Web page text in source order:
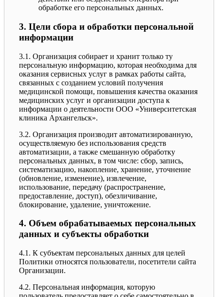
обработке его персональных данных.
3. Цели сбора и обработки персональной
информации
3.1. Организация собирает и хранит только ту
персональную информацию, которая необходима для
оказания сервисных услуг в рамках работы сайта,
связанных с созданием условий получения
медицинской помощи, повышения качества оказания
медицинских услуг и организации доступа к
информации о деятельности ООО «Университетская
клиника Архангельск».
3.2. Организация производит автоматизированную,
осуществляемую без использования средств
автоматизации, а также смешанную обработку
персональных данных, в том числе: сбор, запись,
систематизацию, накопление, хранение, уточнение
(обновление, изменение), извлечение,
использование, передачу (распространение,
предоставление, доступ), обезличивание,
блокирование, удаление, уничтожение.
4. Объем обрабатываемых персональных
данных и субъекты обработки
4.1. К субъектам персональных данных для целей
Политики относятся пользователи, посетители сайта
Организации.
4.2. Персональная информация, которую